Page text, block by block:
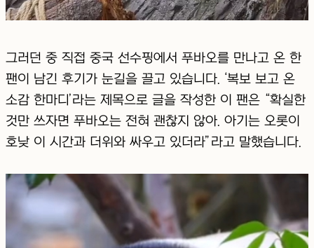
그러던 중 직접 중국 선수핑에서 푸바오를 만나고 온 한
팬이 남긴 후기가 눈길을 끌고 있습니다. ‘복보 보고 온
소감 한마디’라는 제목으로 글을 작성한 이 팬은 “확실한
것만 쓰자면 푸바오는 전혀 괜찮지 않아. 아기는 오롯이
호낮 이 시간과 더위와 싸우고 있더라”라고 말했습니다.